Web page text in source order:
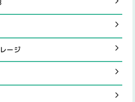
ージ